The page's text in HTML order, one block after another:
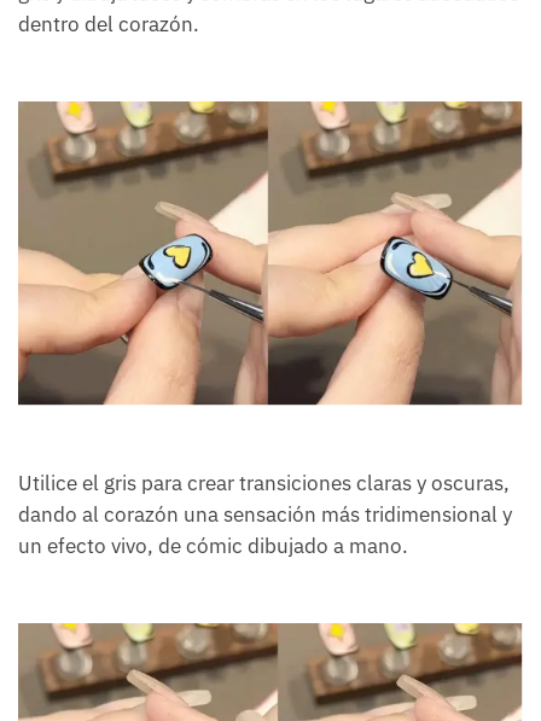
dentro del corazón.
Utilice el gris para crear transiciones claras y oscuras,
dando al corazón una sensación más tridimensional y
un efecto vivo, de cómic dibujado a mano.